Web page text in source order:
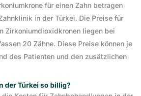
für einen Zahn betragen
in der Türkei. Die Preise für
Zirkoniumdioxidkronen liegen bei
20 Zähne. Diese Preise können je
des Patienten und den zusätzlichen
der Türkei so billig?